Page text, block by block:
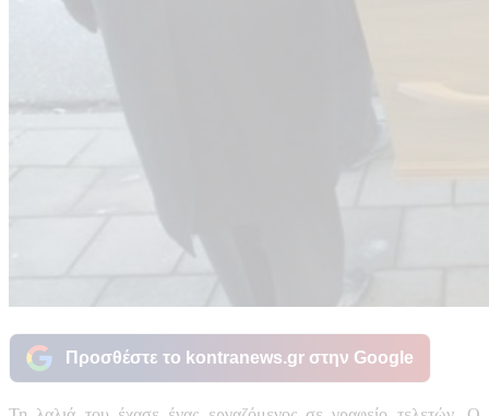
Προσθέστε το kontranews.gr στην Google